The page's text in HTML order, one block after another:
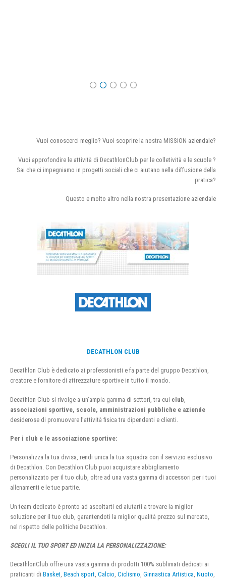
Vuoi conoscerci meglio? Vuoi scoprire la nostra MISSION aziendale?
Vuoi approfondire le attività di DecathlonClub per le colletività e le scuole ?
Sai che ci impegniamo in progetti sociali che ci aiutano nella diffusione della
pratica?
Questo e molto altro nella nostra presentazione aziendale
DECATHLON CLUB
Decathlon Club è dedicato ai professionisti e fa parte del gruppo Decathlon,
creatore e fornitore di attrezzature sportive in tutto il mondo.
Decathlon Club si rivolge a un’ampia gamma di settori, tra cui club
associazioni sportive, scuole, amministrazioni pubbliche e aziende
desiderose di promuovere l’attività fisica tra dipendenti e clienti.
Per i club e le associazione sportive:
Personalizza la tua divisa, rendi unica la tua squadra con il servizio esclusivo
di Decathlon. Con Decathlon Club puoi acquistare abbigliamento
personalizzato per il tuo club, oltre ad una vasta gamma di accessori per i tuoi
allenamenti e le tue partite.
Un team dedicato è pronto ad ascoltarti ed aiutarti a trovare la miglior
soluzione per il tuo club, garantendoti la miglior qualità prezzo sul mercato,
nel rispetto delle politiche Decathlon.
SCEGLI IL TUO SPORT ED INIZIA LA PERSONALIZZAZIONE:
DecathlonClub offre una vasta gamma di prodotti 100% sublimati dedicati ai
praticanti di Basket, Beach sport, Calcio, Ciclismo, Ginnastica Artistica, Nuoto,